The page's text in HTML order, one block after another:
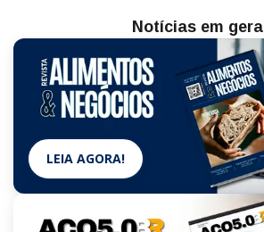
Notícias em geral
LEIA AGORA!